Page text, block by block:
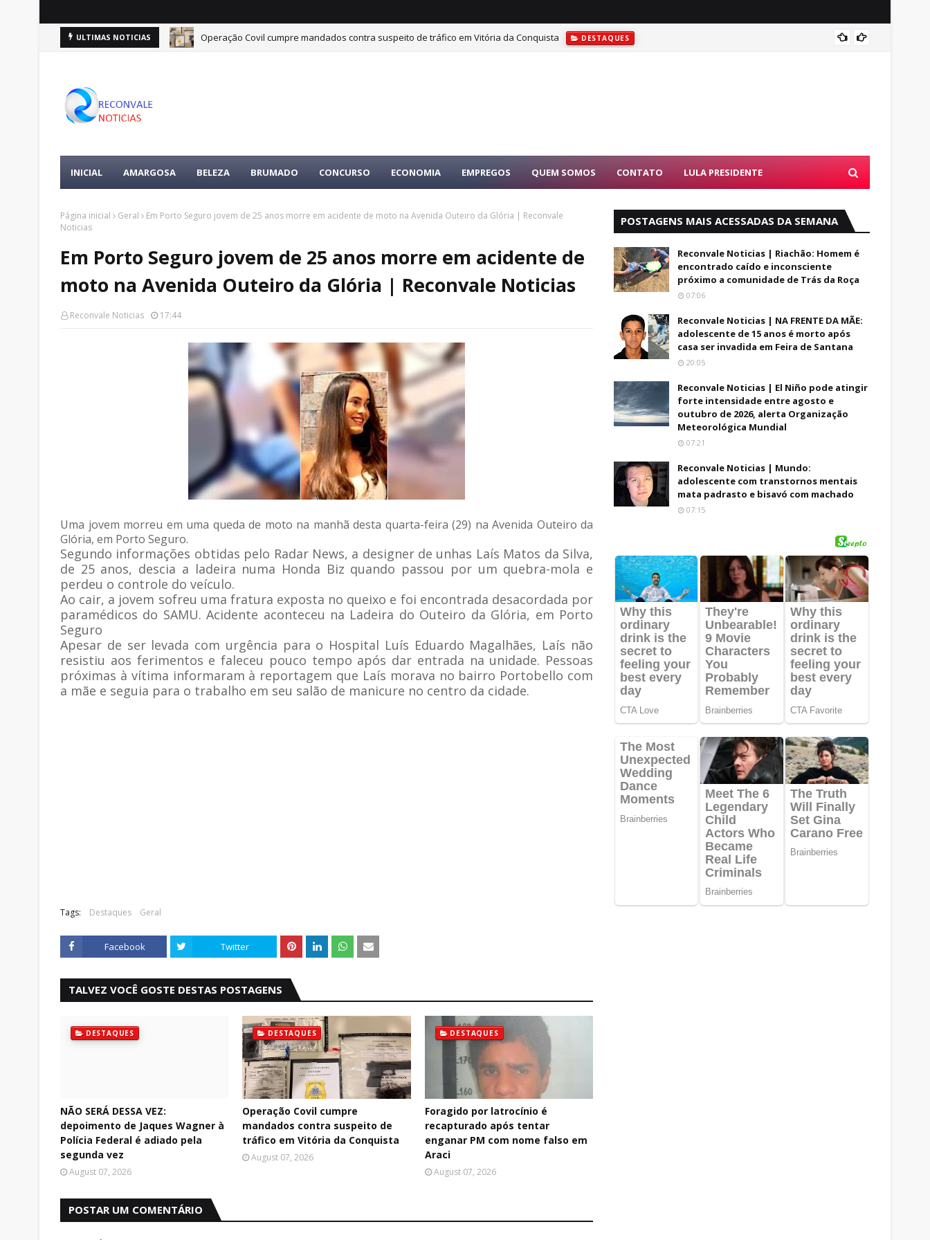
ULTIMAS NOTICIAS Operação Covil cumpre mandados contra suspeito de tráfico em Vitória da Conquista DESTAQUES
INICIAL AMARGOSA BELEZA BRUMADO CONCURSO ECONOMIA EMPREGOS QUEM SOMOS CONTATO LULA PRESIDENTE
Página inicial Geral
Em Porto Seguro jovem de 25 anos morre em acidente de moto na Avenida Outeiro da Glória | Reconvale
Noticias
Em Porto Seguro jovem de 25 anos morre em acidente de
moto na Avenida Outeiro da Glória | Reconvale Noticias
Reconvale Noticias 17:44
Uma jovem morreu em uma queda de moto na manhã desta quarta-feira (29) na Avenida Outeiro da
Glória, em Porto Seguro.
Segundo informações obtidas pelo Radar News, a designer de unhas Laís Matos da Silva,
de 25 anos, descia a ladeira numa Honda Biz quando passou por um quebra-mola e
perdeu o controle do veículo.
Ao cair, a jovem sofreu uma fratura exposta no queixo e foi encontrada desacordada por
paramédicos do SAMU. Acidente aconteceu na Ladeira do Outeiro da Glória, em Porto
Seguro
Apesar de ser levada com urgência para o Hospital Luís Eduardo Magalhães, Laís não
resistiu aos ferimentos e faleceu pouco tempo após dar entrada na unidade. Pessoas
próximas à vítima informaram à reportagem que Laís morava no bairro Portobello com
a mãe e seguia para o trabalho em seu salão de manicure no centro da cidade.
Tags: Destaques Geral
Facebook Twitter
TALVEZ VOCÊ GOSTE DESTAS POSTAGENS
DESTAQUES
NÃO SERÁ DESSA VEZ:
depoimento de Jaques Wagner à
Polícia Federal é adiado pela
segunda vez
August 07, 2026
DESTAQUES
Operação Covil cumpre
mandados contra suspeito de
tráfico em Vitória da Conquista
August 07, 2026
DESTAQUES
Foragido por latrocínio é
recapturado após tentar
enganar PM com nome falso em
Araci
August 07, 2026
POSTAR UM COMENTÁRIO
POSTAGENS MAIS ACESSADAS DA SEMANA
Reconvale Noticias | Riachão: Homem é
encontrado caído e inconsciente
próximo a comunidade de Trás da Roça
07:06
Reconvale Noticias | NA FRENTE DA MÃE:
adolescente de 15 anos é morto após
casa ser invadida em Feira de Santana
20:05
Reconvale Noticias | El Niño pode atingir
forte intensidade entre agosto e
outubro de 2026, alerta Organização
Meteorológica Mundial
07:21
Reconvale Noticias | Mundo:
adolescente com transtornos mentais
mata padrasto e bisavó com machado
07:15